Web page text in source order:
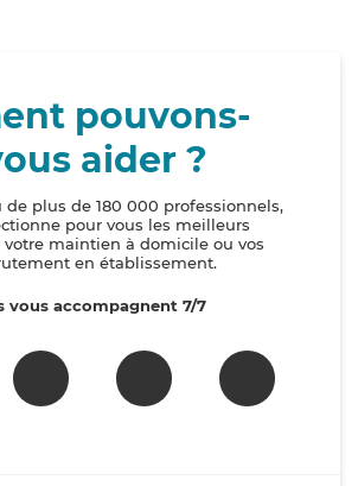
pouvons-
aider ?
de plus de 180 000 professionnels,
pour vous les meilleurs
maintien à domicile ou vos
en établissement.
vous accompagnent 7/7